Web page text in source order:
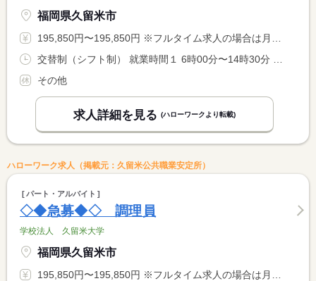
福岡県久留米市
195,850円〜195,850円 ※フルタイム求人の場合は月額（換算額）、パート求人の場合は時間額を表示しています。
その他
求人詳細を見る (ハローワークより転載)
ハローワーク求人（掲載元：久留米公共職業安定所）
パート・アルバイト
◇◆急募◆◇ 調理員
学校法人 久留米大学
福岡県久留米市
195,850円〜195,850円 ※フルタイム求人の場合は月額（換算額）、パート求人の場合は時間額を表示しています。